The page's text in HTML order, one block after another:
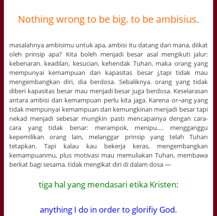
Nothing wrong to be big. to be ambisius.
masalahnya ambisimu untuk apa, ambisi itu datang dari mana, diikat
oleh prinsip apa? Kita boleh menjadi besar asal mengikuti jalur:
kebenaran. keadilan, kesucian, kehendak Tuhan, maka orang yang
mempunyai kemampuan dan kapasitas besar j,tapi tidak mau
mengembangkan diri, dia berdosa. Sebaliknya. orang yang tidak
diberi kapasitas besar mau menjadi besar juga berdosa. Keselarasan
antara ambisi dan kemampuan perlu kita jaga. Karena or¬ang yang
tidak mempunyai kemampuan dan kemungkinan menjadi besar tapi
nekad menjadi sebesar mungkin pasti mencapainya dengan cara-
cara yang tidak benar: merampok, menipu…. mengganggu
kepemilikan orang lain, melanggar prinsip yang telah Tuhan
tetapkan. Tapi kalau kau bekerja keras, mengembangkan
kemampuanmu, plus motivasi mau memuliakan Tuhan, membawa
berkat bagi sesama. tidak mengikat diri di dalam dosa —
tiga hal yang mendasari etika Kristen:
anything I do in order to glorifiy God.